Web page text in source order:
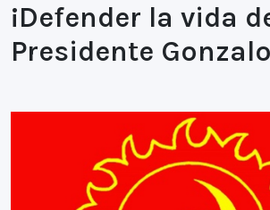
¡Defender la vida
Presidente